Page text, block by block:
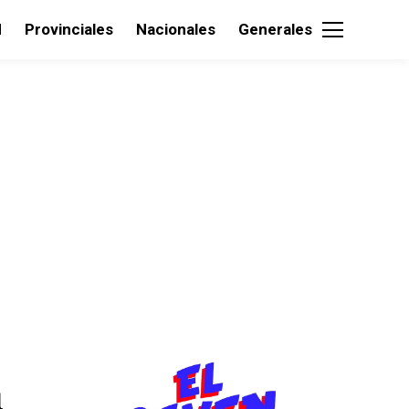
Provinciales Nacionales Generales